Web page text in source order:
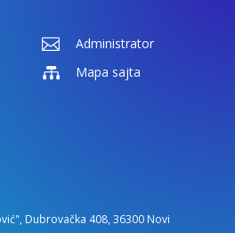
 Administrator
 Mapa sajta
Dubrovačka 408, 36300 Novi